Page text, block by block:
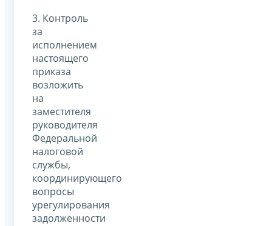
3. Контроль
за
исполнением
настоящего
приказа
возложить
на
заместителя
руководителя
Федеральной
налоговой
службы,
координирующего
вопросы
урегулирования
задолженности